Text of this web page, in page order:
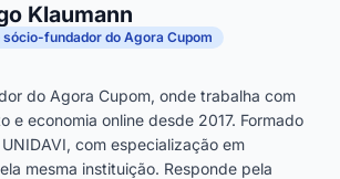
Klaumann
sócio-fundador do Agora Cupom
do Agora Cupom, onde trabalha com
e economia online desde 2017. Formado
com especialização em
mesma instituição. Responde pela